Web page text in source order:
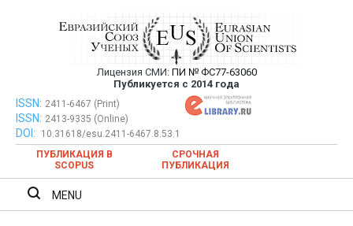
Евразийский Союз Ученых —
публикация научных статей в
ежемесячном научном журнале
Лицензия СМИ: ПИ № ФС77-63060
Публикуется с 2014 года
Евразийский Союз Ученых — публикация научных статей в
ежемесячном научном журнале
ISSN: 2411-6467 (Print)
ISSN: 2413-9335 (Online)
DOI:
10.31618/esu.2411-6467.8.53.1
ПУБЛИКАЦИЯ В
SCOPUS
СРОЧНАЯ
ПУБЛИКАЦИЯ
MENU